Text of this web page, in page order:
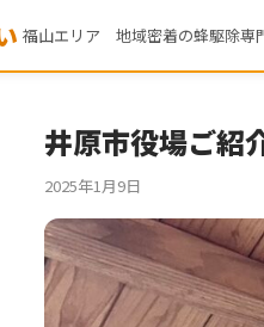
福山エリア 地域密着の蜂駆除専
井原市役場ご紹
2025年1月9日